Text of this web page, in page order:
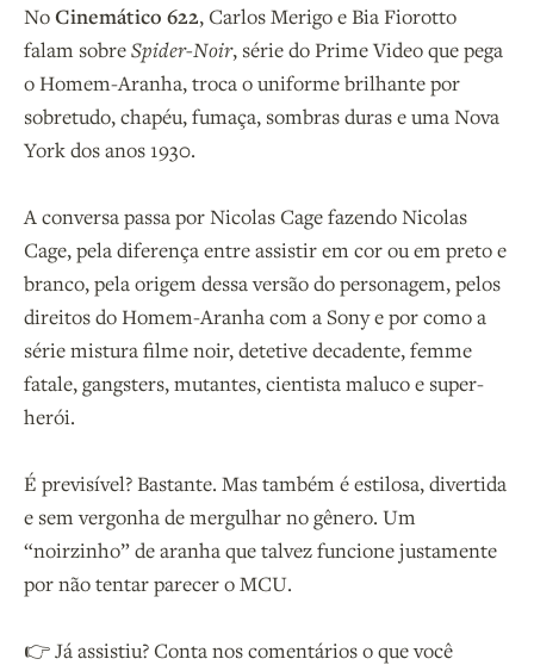
NoCinemático 622, Carlos Merigo e Bia Fiorotto
falam sobreSpider-Noir, série do Prime Video que pega
o Homem-Aranha, troca o uniforme brilhante por
sobretudo, chapéu, fumaça, sombras duras e uma Nova
York dos anos 1930.
A conversa passa por Nicolas Cage fazendo Nicolas
Cage, pela diferença entre assistir em cor ou em preto e
branco, pela origem dessa versão do personagem, pelos
direitos do Homem-Aranha com a Sony e por como a
série mistura filme noir, detetive decadente, femme
fatale, gangsters, mutantes, cientista maluco e super-
herói.
É previsível? Bastante. Mas também é estilosa, divertida
e sem vergonha de mergulhar no gênero. Um
“noirzinho” de aranha que talvez funcione justamente
por não tentar parecer o MCU.
👉 Já assistiu? Conta nos comentários o que você